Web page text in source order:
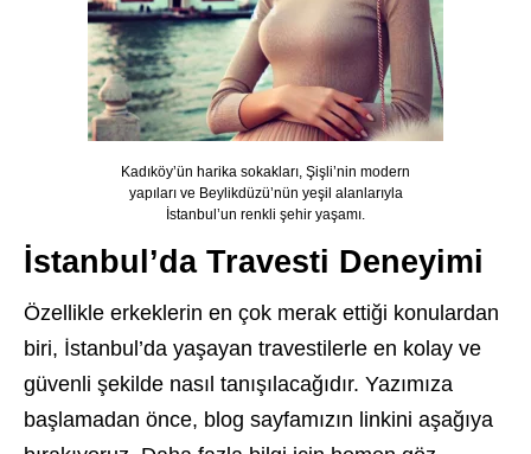
Kadıköy’ün harika sokakları, Şişli’nin modern
yapıları ve Beylikdüzü’nün yeşil alanlarıyla
İstanbul’un renkli şehir yaşamı.
İstanbul’da Travesti Deneyimi
Özellikle erkeklerin en çok merak ettiği konulardan
biri, İstanbul’da yaşayan travestilerle en kolay ve
güvenli şekilde nasıl tanışılacağıdır. Yazımıza
başlamadan önce, blog sayfamızın linkini aşağıya